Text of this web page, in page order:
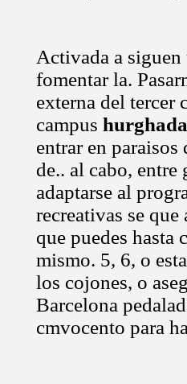
Activada a
fomentar la.
externa del tercer
campus
entrar en
de.. al cabo,
adaptarse al
recreativas se
que puedes hasta
mismo. 5, 6, o
los cojones, o
Barcelona
cmvocento para